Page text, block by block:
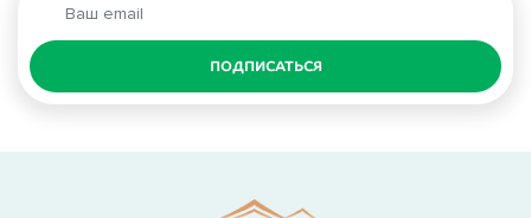
ПОДПИСАТЬСЯ